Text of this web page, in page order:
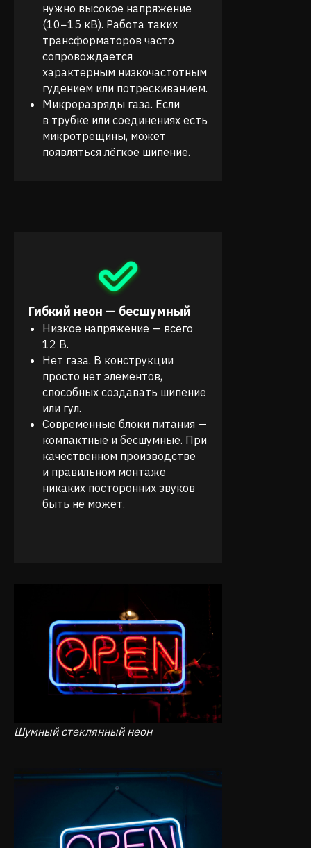
Гибкий неон — бесшумный
Низкое напряжение — всего
12 В.
Нет газа. В конструкции
просто нет элементов,
способных создавать шипение
или гул.
Современные блоки питания —
компактные и бесшумные. При
качественном производстве
и правильном монтаже
никаких посторонних звуков
быть не может.
нужно высокое напряжение
(10−15 кВ). Работа таких
трансформаторов часто
сопровождается
характерным низкочастотным
гудением или потрескиванием.
Микроразряды газа. Если
в трубке или соединениях есть
микротрещины, может
появляться лёгкое шипение.
Шумный стеклянный неон